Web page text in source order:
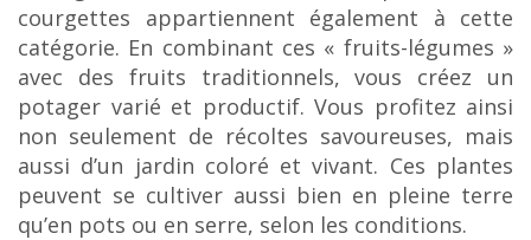
courgettes appartiennent également à cette
catégorie. En combinant ces « fruits-légumes »
avec des fruits traditionnels, vous créez un
potager varié et productif. Vous profitez ainsi
non seulement de récoltes savoureuses, mais
aussi d’un jardin coloré et vivant. Ces plantes
peuvent se cultiver aussi bien en pleine terre
qu’en pots ou en serre, selon les conditions.